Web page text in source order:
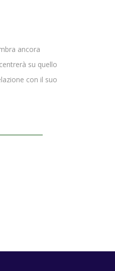
ancora
su quello
con il suo